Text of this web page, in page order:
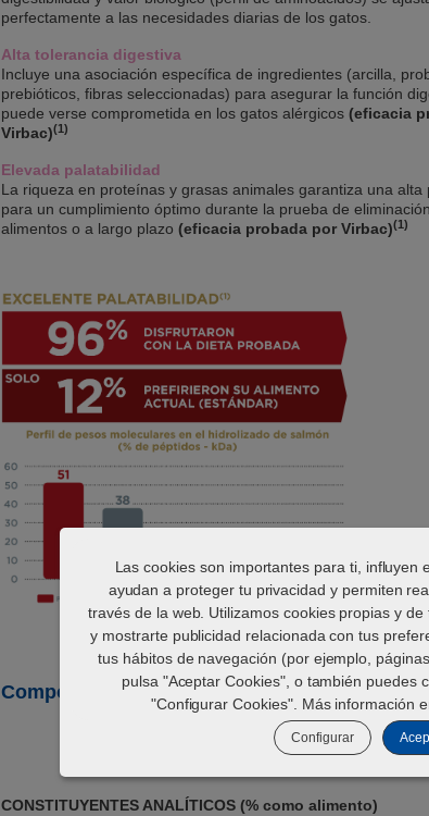
perfectamente a las necesidades diarias de los gatos.
Alta tolerancia digestiva
Incluye una asociación específica de ingredientes (arcilla,
prebióticos, fibras seleccionadas) para asegurar la función
puede verse comprometida en los gatos alérgicos (eficacia
Virbac)(1)
Elevada palatabilidad
La riqueza en proteínas y grasas animales garantiza una alta
para un cumplimiento óptimo durante la prueba de
alimentos o a largo plazo (eficacia probada por Virbac)(1)
Composición y especificaciones técnicas
CONSTITUYENTES ANALÍTICOS (% como alimento)
Las cookies son importantes para ti, influyen
ayudan a proteger tu privacidad y permiten
través de la web. Utilizamos cookies propias y
y mostrarte publicidad relacionada con tus
tus hábitos de navegación (por ejemplo,
pulsa "Aceptar Cookies", o también puedes
"Configurar Cookies". Más información
Configurar